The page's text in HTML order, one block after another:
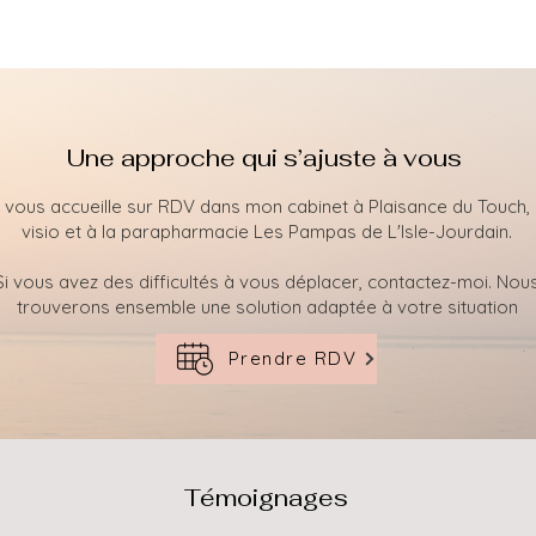
Une approche qui s’ajuste à vous
accueille sur RDV dans mon cabinet à Plaisance du Touch,
visio et à la parapharmacie Les Pampas de L'Isle-Jourdain.
vous avez des difficultés à vous déplacer, contactez-moi.
trouverons ensemble une solution adaptée à votre situation
Prendre RDV
Témoignages